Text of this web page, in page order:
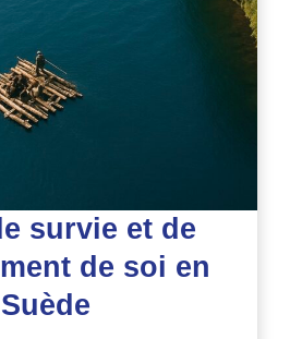
survie et de
de soi en
Suède